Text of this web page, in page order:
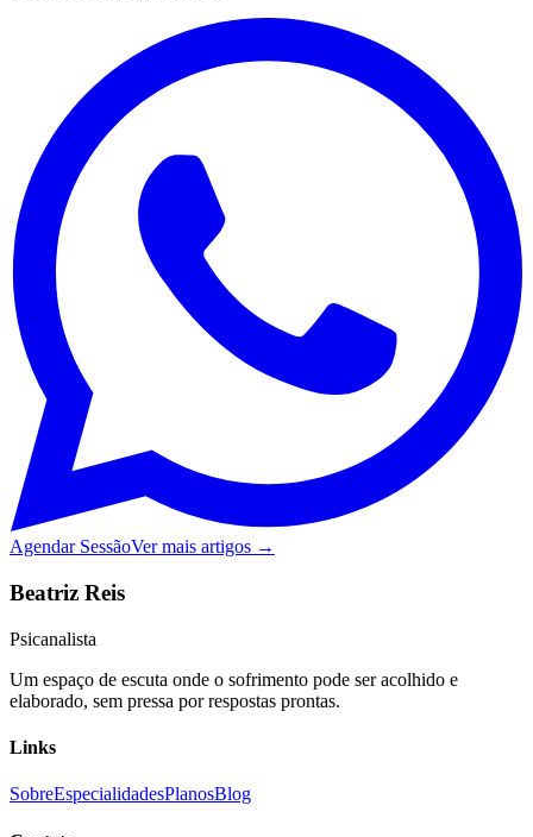
Agendar SessãoVer mais artigos →
Beatriz Reis
Psicanalista
Um espaço de escuta onde o sofrimento pode ser acolhido e
elaborado, sem pressa por respostas prontas.
Links
SobreEspecialidadesPlanosBlog